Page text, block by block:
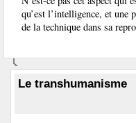
qu’est l’intelligence, et une
de la technique dans sa
Le transhumanisme